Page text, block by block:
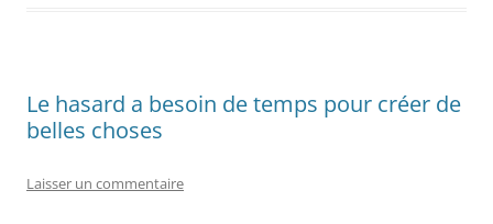
Le hasard a besoin de temps pour créer de
belles choses
Laisser un commentaire